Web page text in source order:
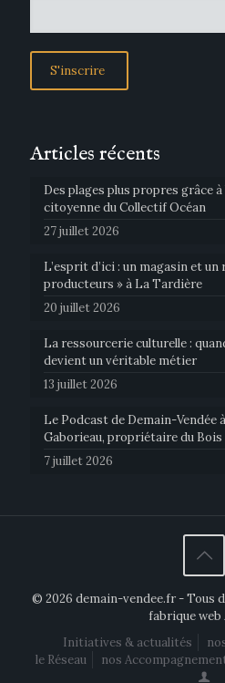
Articles récents
Des plages plus propres grâce
citoyenne du Collectif Océan
27 juillet 2026
L’esprit d’ici : un magasin et
producteurs » à La Tardière
20 juillet 2026
La ressourcerie culturelle :
devient un véritable métier
13 juillet 2026
Le Podcast de Demain-Vendée
Gaborieau, propriétaire du Bois
7 juillet 2026
© 2026 demain-vendee.fr - Tous
fabrique web
Initiatives & actualités
le Réseau
nos